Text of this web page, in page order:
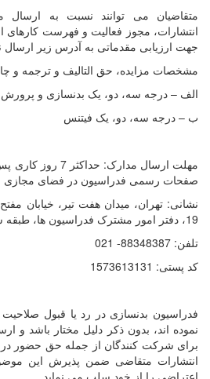
متقاضیان می توانند نسبت به ارسال
انتشارات، مجوز فعالیت و فهرست کارهای
جهت ارزیابی مقدماتی به آدرس زیر ارسال
مشخصات مزایده، حق التالیف و ترجمه و
الف – درجه سه، دو، یک بدنسازی و پرورش
ب – درجه سه، دو، یک فیتنس
مهلت ارسال مدارک:
صفحات رسمی فدراسیون در فضای مجازی
نشانی: تهران، میدان هفت تیر، خیابان
19، دفتر امور مشترک فدراسیون ها، طبقه سوم، دبیرخانه
تلفن: 88348387- 021
کد پستی: 1573613131
فدراسیون بدنسازی در رد یا قبول
نموده اند، بدون ذکر دلیل مختار باشد و
برای شرکت کنندگان از جمله حق حضور در
انتشارات متقاضی ضمن پذیرش این
اعتراضی را از خود سلب می نماید.